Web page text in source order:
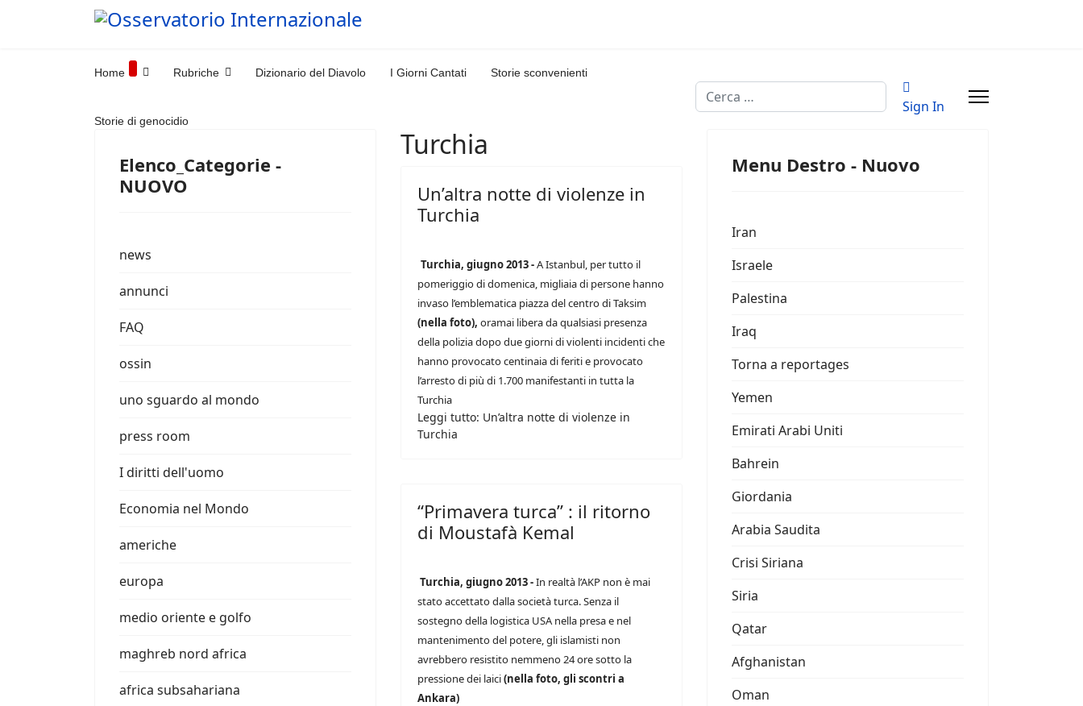
Home Rubriche Dizionario del Diavolo I Giorni Cantati Storie sconvenienti
Storie di genocidio
Cerca
Sign In
Elenco_Categorie -
NUOVO
news
annunci
FAQ
ossin
uno sguardo al mondo
press room
I diritti dell'uomo
Economia nel Mondo
americhe
europa
medio oriente e golfo
maghreb nord africa
africa subsahariana
Turchia
Un’altra notte di violenze in
Turchia
Turchia, giugno 2013 -A Istanbul, per tutto il
pomeriggio di domenica, migliaia di persone hanno
invaso l’emblematica piazza del centro di Taksim
(nella foto), oramai libera da qualsiasi presenza
della polizia dopo due giorni di violenti incidenti che
hanno provocato centinaia di feriti e provocato
l’arresto di più di 1.700 manifestanti in tutta la
Turchia
Leggi tutto: Un’altra notte di violenze in
Turchia
“Primavera turca” : il ritorno
di Moustafà Kemal
Turchia, giugno 2013 -In realtà l’AKP non è mai
stato accettato dalla società turca. Senza il
sostegno della logistica USA nella presa e nel
mantenimento del potere, gli islamisti non
avrebbero resistito nemmeno 24 ore sotto la
pressione dei laici(nella foto, gli scontri a
Ankara)
Menu Destro - Nuovo
Iran
Israele
Palestina
Iraq
Torna a reportages
Yemen
Emirati Arabi Uniti
Bahrein
Giordania
Arabia Saudita
Crisi Siriana
Siria
Qatar
Afghanistan
Oman